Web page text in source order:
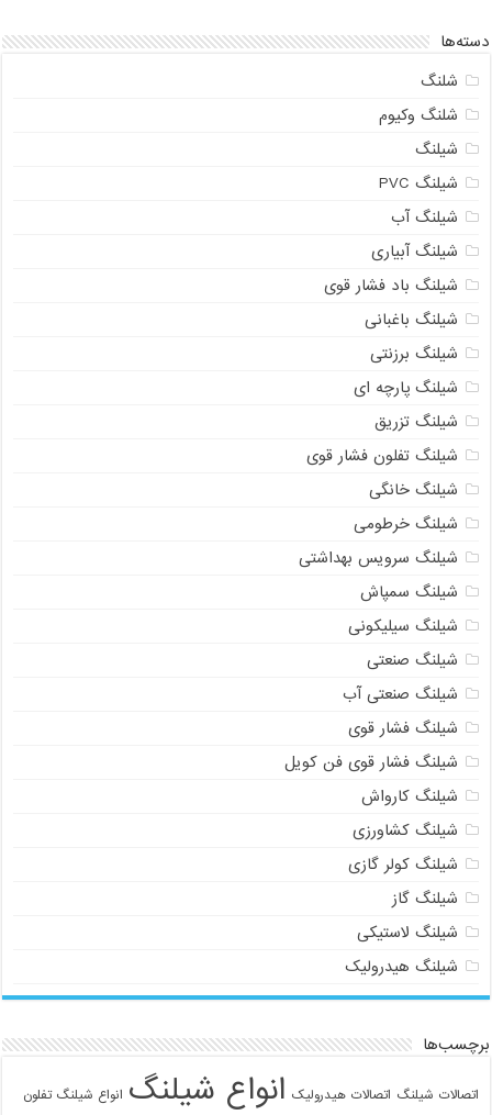
دسته‌ها
شلنگ
شلنگ وکیوم
شیلنگ
شیلنگ PVC
شیلنگ آب
شیلنگ آبیاری
شیلنگ باد فشار قوی
شیلنگ باغبانی
شیلنگ برزنتی
شیلنگ پارچه‌ ای
شیلنگ تزریق
شیلنگ تفلون فشار قوی
شیلنگ خانگی
شیلنگ خرطومی
شیلنگ سرویس بهداشتی
شیلنگ سمپاش
شیلنگ سیلیکونی
شیلنگ صنعتی
شیلنگ صنعتی آب
شیلنگ فشار قوی
شیلنگ فشار قوی فن کویل
شیلنگ کارواش
شیلنگ کشاورزی
شیلنگ کولر گازی
شیلنگ گاز
شیلنگ لاستیکی
شیلنگ هیدرولیک
برچسب‌ها
اتصالات شیلنگ اتصالات هیدرولیک انواع شیلنگ انواع شیلنگ تفلون